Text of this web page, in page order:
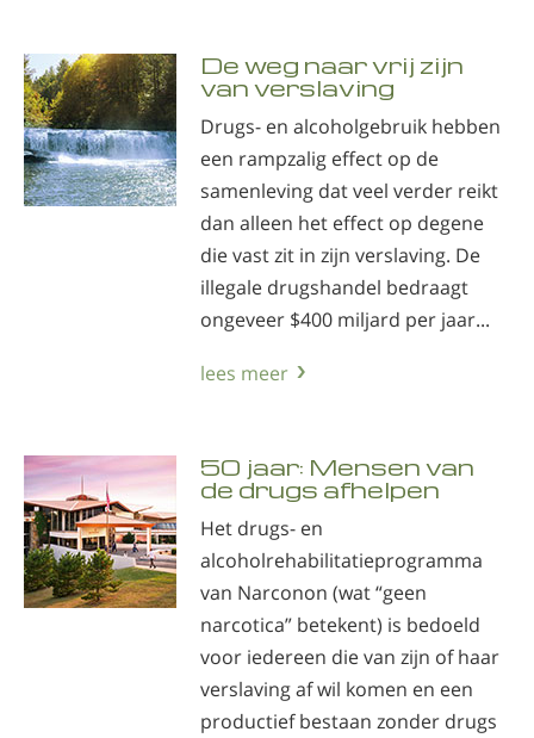
De weg naar vrij zijn
van verslaving
Drugs- en alcoholgebruik hebben
een rampzalig effect op de
samenleving dat veel verder reikt
dan alleen het effect op degene
die vast zit in zijn verslaving. De
illegale drugshandel bedraagt
ongeveer $400 miljard per jaar...
lees meer
50 jaar: Mensen van
de drugs afhelpen
Het drugs- en
alcoholrehabilitatieprogramma
van Narconon (wat “geen
narcotica” betekent) is bedoeld
voor iedereen die van zijn of haar
verslaving af wil komen en een
productief bestaan zonder drugs